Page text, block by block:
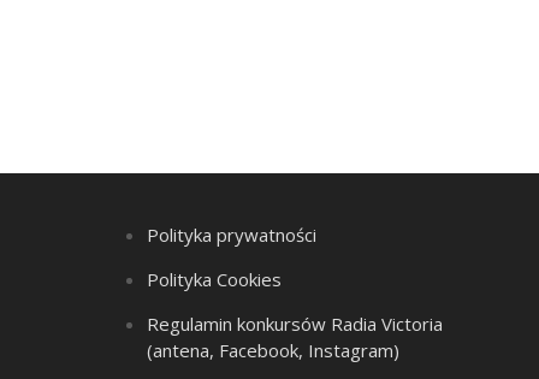
Polityka prywatności
Polityka Cookies
Regulamin konkursów Radia Victoria
(antena, Facebook, Instagram)